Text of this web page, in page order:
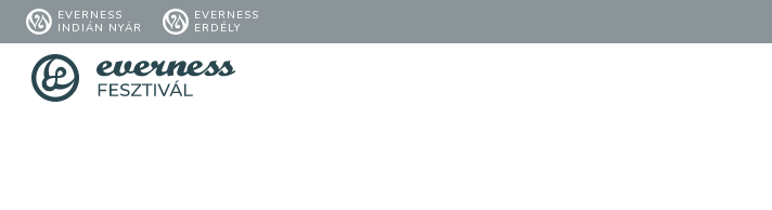
EVERNESS
INDIÁN NYÁR
EVERNESS
ERDÉLY